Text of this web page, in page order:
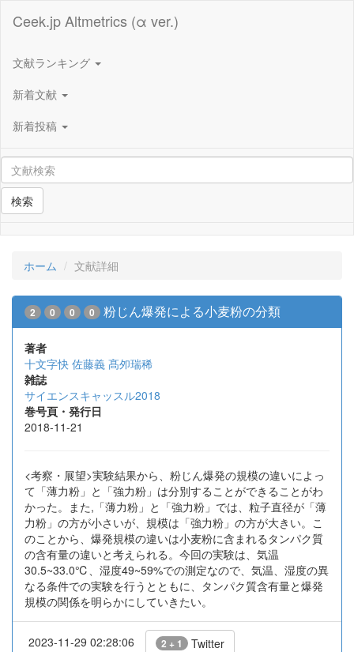
Ceek.jp Altmetrics (α ver.)
文献ランキング
新着文献
新着投稿
検索
ホーム 文献詳細
2 0 0 0 粉じん爆発による小麦粉の分類
著者
十文字快 佐藤義 髙夘瑞稀
雑誌
サイエンスキャッスル2018
巻号頁・発行日
2018-11-21
<考察・展望>実験結果から、粉じん爆発の規模の違いによっ
て「薄力粉」と「強力粉」は分別することができることがわ
かった。また,「薄力粉」と「強力粉」では、粒子直径が「薄
力粉」の方が小さいが、規模は「強力粉」の方が大きい。こ
のことから、爆発規模の違いは小麦粉に含まれるタンパク質
の含有量の違いと考えられる。今回の実験は、気温
30.5~33.0℃、湿度49~59%での測定なので、気温、湿度の異
なる条件での実験を行うとともに、タンパク質含有量と爆発
規模の関係を明らかにしていきたい。
2023-11-29 02:28:06 2 + 1 Twitter